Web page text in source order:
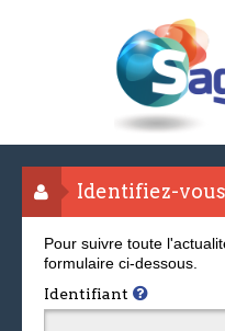
Identifiez-vous
Pour suivre toute
formulaire ci-dessous.
Identifiant